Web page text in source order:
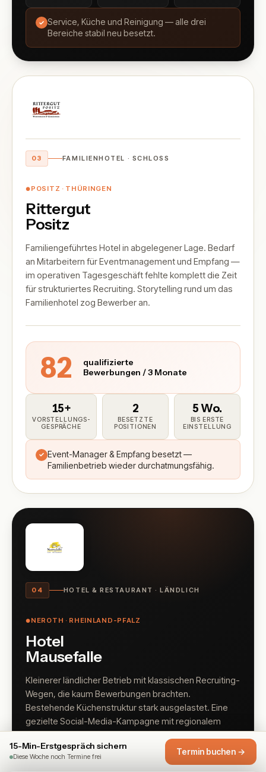
✓ Service, Küche und Reinigung — alle drei
Bereiche stabil neu besetzt.
03 FAMILIENHOTEL · SCHLOSS
●POSITZ · THÜRINGEN
Rittergut
Positz
Familiengeführtes Hotel in abgelegener Lage. Bedarf
an Mitarbeitern für Eventmanagement und Empfang —
im operativen Tagesgeschäft fehlte komplett die Zeit
für strukturiertes Recruiting. Storytelling rund um das
Familienhotel zog Bewerber an.
82
qualifizierte
Bewerbungen / 3 Monate
15+
VORSTELLUNGS­
GESPRÄCHE
2
BESETZTE
POSITIONEN
5 Wo.
BIS ERSTE
EINSTELLUNG
✓ Event-Manager & Empfang besetzt —
Familienbetrieb wieder durchatmungsfähig.
04 HOTEL & RESTAURANT · LÄNDLICH
●NEROTH · RHEINLAND-PFALZ
Hotel
Mausefalle
Kleinerer ländlicher Betrieb mit klassischen Recruiting-
Wegen, die kaum Bewerbungen brachten.
Bestehende Küchenstruktur stark ausgelastet. Eine
gezielte Social-Media-Kampagne mit regionalem
Fokus brachte Tempo in den Prozess.
15-Min-Erstgespräch sichern
Diese Woche noch Termine frei Termin buchen →